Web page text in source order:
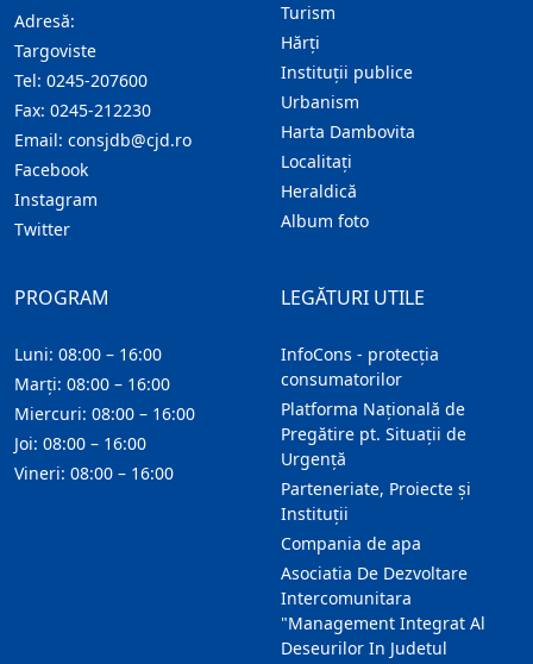
Adresă:
Targoviste
Tel: 0245-207600
Fax: 0245-212230
Email: consjdb@cjd.ro
Facebook
Instagram
Twitter
Turism
Hărţi
Instituţii publice
Urbanism
Harta Dambovita
Localitaţi
Heraldică
Album foto
LEGĂTURI UTILE
InfoCons - protecția
consumatorilor
Platforma Națională de
Pregătire pt. Situații de
Urgență
Parteneriate, Proiecte și
Instituții
Compania de apa
Asociatia De Dezvoltare
Intercomunitara
"Management Integrat Al
Deseurilor In Judetul
PROGRAM
Luni: 08:00 – 16:00
Marți: 08:00 – 16:00
Miercuri: 08:00 – 16:00
Joi: 08:00 – 16:00
Vineri: 08:00 – 16:00